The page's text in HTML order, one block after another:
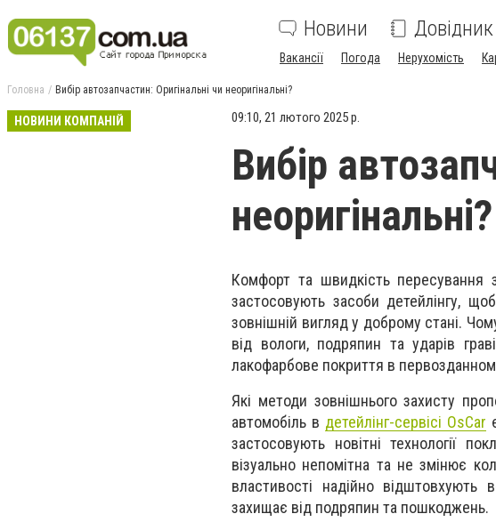
Новини Довідник
Вакансії Погода Нерухомість
Головна Вибір автозапчастин: Оригінальні чи неоригінальні?
НОВИНИ КОМПАНІЙ 09:10, 21 лютого 2025 р.
Вибір
неоригінальні?
Комфорт та швидкість пересування
застосовують засоби детейлінгу,
зовнішній вигляд у доброму стані.
від вологи, подряпин та ударів
лакофарбове покриття в
Які методи зовнішнього захисту
автомобіль в детейлінг-сервісі OsCar
застосовують новітні технології
візуально непомітна та не змінює
властивості надійно відштовхують
захищає від подряпин та пошкоджень.